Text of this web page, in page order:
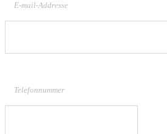
E-mail-Addresse
Telefonnummer